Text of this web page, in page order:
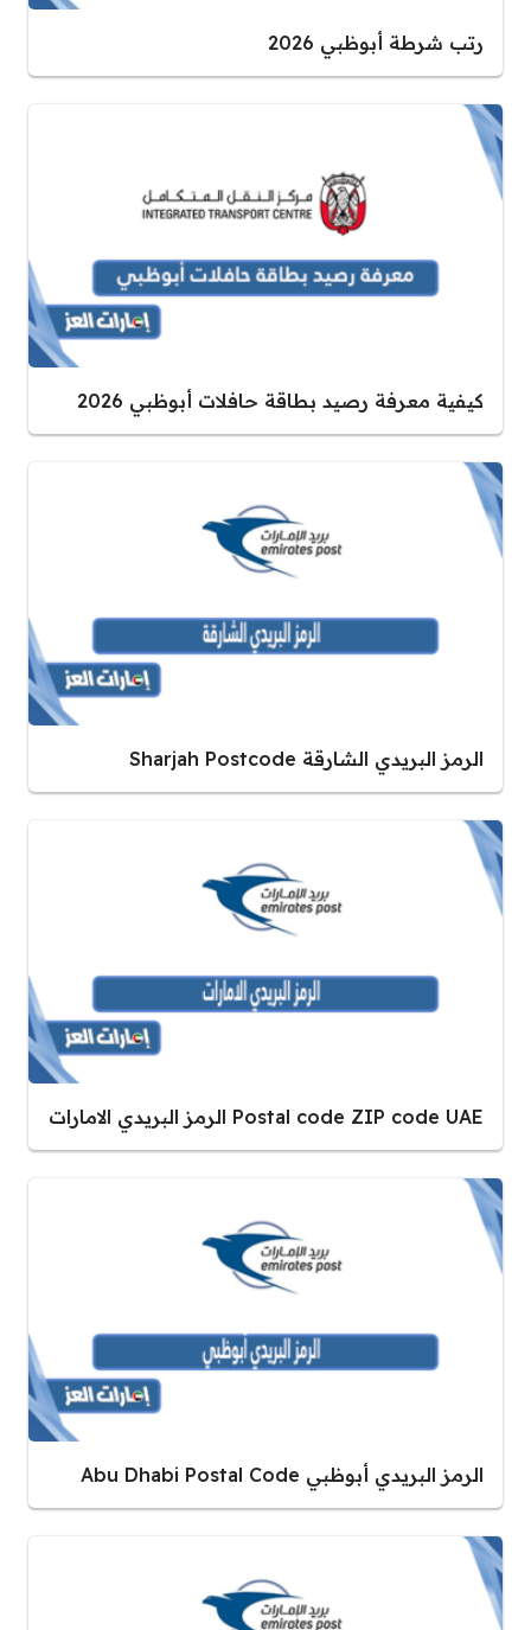
رتب شرطة أبوظبي 2026
كيفية معرفة رصيد بطاقة حافلات أبوظبي 2026
الرمز البريدي الشارقة Sharjah Postcode
Postal code ZIP code UAE الرمز البريدي الامارات
الرمز البريدي أبوظبي Abu Dhabi Postal Code